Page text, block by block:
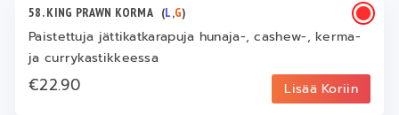
58. KING PRAWN KORMA (L,G)
Paistettuja jättikatkarapuja hunaja-, cashew-, kerma-
ja currykastikkeessa
€22.90 Lisää Koriin